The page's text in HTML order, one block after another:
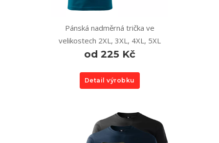
Pánská nadměrná trička ve
velikostech 2XL, 3XL, 4XL, 5XL
od 225 Kč
Detail výrobku